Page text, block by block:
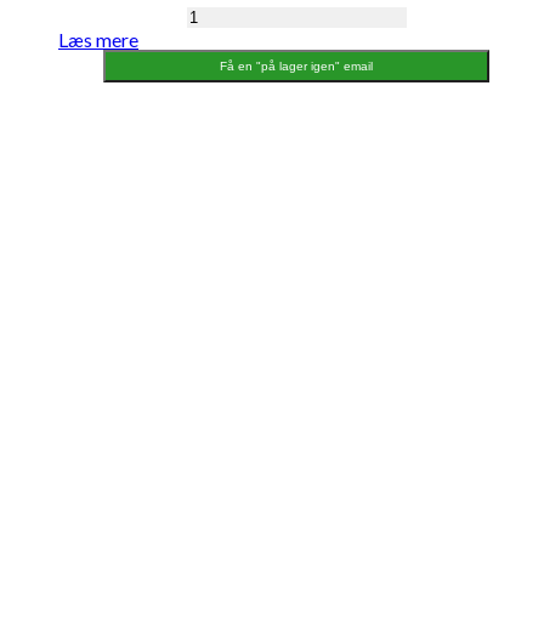
hegnsbrædder
m/
Læs mere
Få en "på lager igen" email